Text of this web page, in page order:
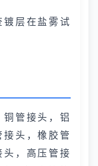
层在盐雾试
管接头，铝
头，橡胶管
，高压管接